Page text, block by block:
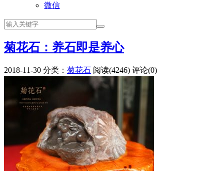
微信
菊花石：养石即是养心
2018-11-30 分类： 菊花石 阅读(4246) 评论(0)